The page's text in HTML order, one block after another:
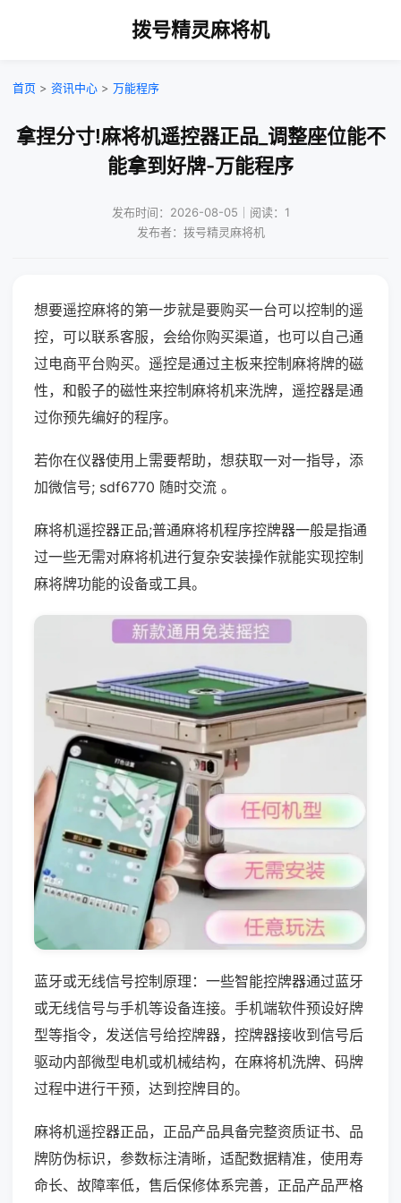
拨号精灵麻将机
首页 > 资讯中心 > 万能程序
拿捏分寸!麻将机遥控器正品_调整座位能不
能拿到好牌-万能程序
发布时间：2026-08-05｜阅读：1
发布者：拨号精灵麻将机
想要遥控麻将的第一步就是要购买一台可以控制的遥
控，可以联系客服，会给你购买渠道，也可以自己通
过电商平台购买。遥控是通过主板来控制麻将牌的磁
性，和骰子的磁性来控制麻将机来洗牌，遥控器是通
过你预先编好的程序。
若你在仪器使用上需要帮助，想获取一对一指导，添
加微信号; sdf6770 随时交流 。
麻将机遥控器正品;普通麻将机程序控牌器一般是指通
过一些无需对麻将机进行复杂安装操作就能实现控制
麻将牌功能的设备或工具。
蓝牙或无线信号控制原理：一些智能控牌器通过蓝牙
或无线信号与手机等设备连接。手机端软件预设好牌
型等指令，发送信号给控牌器，控牌器接收到信号后
驱动内部微型电机或机械结构，在麻将机洗牌、码牌
过程中进行干预，达到控牌目的。
麻将机遥控器正品，正品产品具备完整资质证书、品
牌防伪标识，参数标注清晰，适配数据精准，使用寿
命长、故障率低，售后保修体系完善，正品产品严格